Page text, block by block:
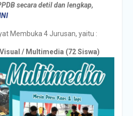
secara detil dan lengkap,
Membuka 4 Jurusan, yaitu :
/ Multimedia (72 Siswa)